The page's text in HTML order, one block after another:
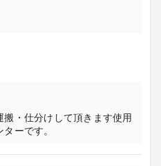
・仕分けして頂きます使用
ーです。